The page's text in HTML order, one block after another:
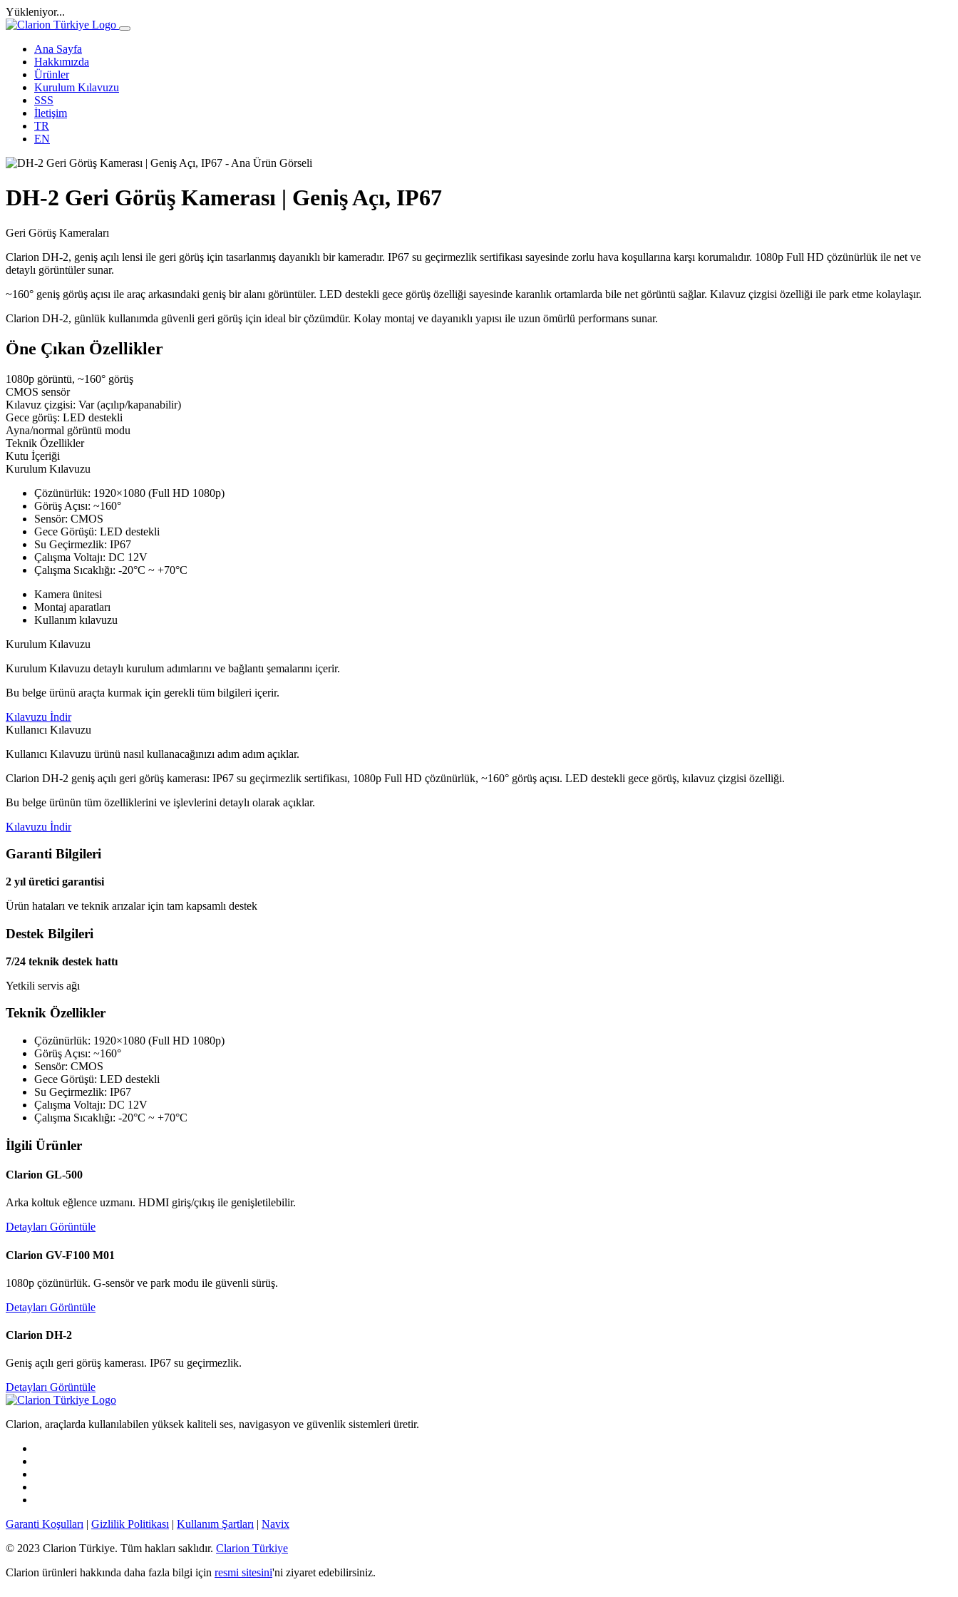
Yükleniyor...
Ana Sayfa
Hakkımızda
Ürünler
Kurulum Kılavuzu
SSS
İletişim
TR
EN
DH-2 Geri Görüş Kamerası | Geniş Açı, IP67
Geri Görüş Kameraları
Clarion DH-2, geniş açılı lensi ile geri görüş için tasarlanmış dayanıklı bir kameradır. IP67 su geçirmezlik sertifikası sayesinde zorlu hava koşullarına karşı korumalıdır. 1080p Full HD çözünürlük ile net ve
detaylı görüntüler sunar.
~160° geniş görüş açısı ile araç arkasındaki geniş bir alanı görüntüler. LED destekli gece görüş özelliği sayesinde karanlık ortamlarda bile net görüntü sağlar. Kılavuz çizgisi özelliği ile park etme kolaylaşır.
Clarion DH-2, günlük kullanımda güvenli geri görüş için ideal bir çözümdür. Kolay montaj ve dayanıklı yapısı ile uzun ömürlü performans sunar.
Öne Çıkan Özellikler
1080p görüntü, ~160° görüş
CMOS sensör
Kılavuz çizgisi: Var (açılıp/kapanabilir)
Gece görüş: LED destekli
Ayna/normal görüntü modu
Teknik Özellikler
Kutu İçeriği
Kurulum Kılavuzu
Çözünürlük: 1920×1080 (Full HD 1080p)
Görüş Açısı: ~160°
Sensör: CMOS
Gece Görüşü: LED destekli
Su Geçirmezlik: IP67
Çalışma Voltajı: DC 12V
Çalışma Sıcaklığı: -20°C ~ +70°C
Kamera ünitesi
Montaj aparatları
Kullanım kılavuzu
Kurulum Kılavuzu
Kurulum Kılavuzu detaylı kurulum adımlarını ve bağlantı şemalarını içerir.
Bu belge ürünü araçta kurmak için gerekli tüm bilgileri içerir.
Kılavuzu İndir
Kullanıcı Kılavuzu
Kullanıcı Kılavuzu ürünü nasıl kullanacağınızı adım adım açıklar.
Clarion DH-2 geniş açılı geri görüş kamerası: IP67 su geçirmezlik sertifikası, 1080p Full HD çözünürlük, ~160° görüş açısı. LED destekli gece görüş, kılavuz çizgisi özelliği.
Bu belge ürünün tüm özelliklerini ve işlevlerini detaylı olarak açıklar.
Kılavuzu İndir
Garanti Bilgileri
2 yıl üretici garantisi
Ürün hataları ve teknik arızalar için tam kapsamlı destek
Destek Bilgileri
7/24 teknik destek hattı
Yetkili servis ağı
Teknik Özellikler
Çözünürlük: 1920×1080 (Full HD 1080p)
Görüş Açısı: ~160°
Sensör: CMOS
Gece Görüşü: LED destekli
Su Geçirmezlik: IP67
Çalışma Voltajı: DC 12V
Çalışma Sıcaklığı: -20°C ~ +70°C
İlgili Ürünler
Clarion GL-500
Arka koltuk eğlence uzmanı. HDMI giriş/çıkış ile genişletilebilir.
Detayları Görüntüle
Clarion GV-F100 M01
1080p çözünürlük. G-sensör ve park modu ile güvenli sürüş.
Detayları Görüntüle
Clarion DH-2
Geniş açılı geri görüş kamerası. IP67 su geçirmezlik.
Detayları Görüntüle
Clarion, araçlarda kullanılabilen yüksek kaliteli ses, navigasyon ve güvenlik sistemleri üretir.
Garanti Koşulları | Gizlilik Politikası | Kullanım Şartları | Navix
© 2023 Clarion Türkiye. Tüm hakları saklıdır. Clarion Türkiye
Clarion ürünleri hakkında daha fazla bilgi için resmi sitesini'ni ziyaret edebilirsiniz.